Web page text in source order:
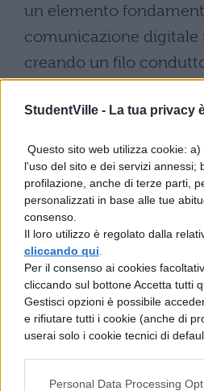
StudentVille - La tua privacy
Questo sito web utilizza cookie:
l'uso del sito e dei servizi annessi;
profilazione, anche di terze parti,
personalizzati in base alle tue
consenso.
Il loro utilizzo è regolato dalla
cliccando qui
Per il consenso ai cookies
cliccando sul bottone Accetta tutti
Gestisci opzioni è possibile
e rifiutare tutti i cookie (anche di
userai solo i cookie tecnici di
Personal Data Processing
un elemento
comunicazione digitale
creando un filo
fenomeno del
simboli
Il teschio ha conquistato
sorprendentemente la
Germania,Grecia,
Ungheria. Lungi
macabro, questa emoji